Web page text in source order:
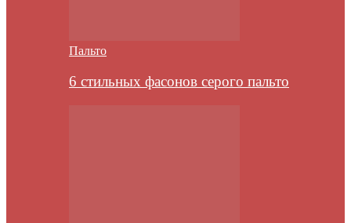
Пальто
6 стильных фасонов серого пальто